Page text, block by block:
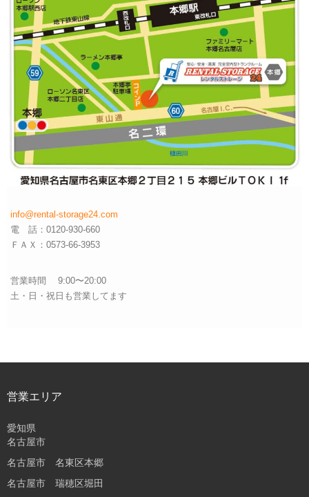
info@rental-storage24.com
電 話：0120-930-660
ＦＡＸ：0573-66-3953
営業時間 9:00〜20:00
土・日・祝日も営業してます
営業エリア
愛知県
名古屋市
名古屋市 名東区本郷
名古屋市 瑞穂区堀田